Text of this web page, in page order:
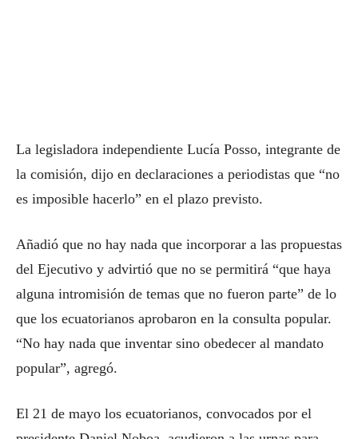
La legisladora independiente Lucía Posso, integrante de
la comisión, dijo en declaraciones a periodistas que “no
es imposible hacerlo” en el plazo previsto.
Añadió que no hay nada que incorporar a las propuestas
del Ejecutivo y advirtió que no se permitirá “que haya
alguna intromisión de temas que no fueron parte” de lo
que los ecuatorianos aprobaron en la consulta popular.
“No hay nada que inventar sino obedecer al mandato
popular”, agregó.
El 21 de mayo los ecuatorianos, convocados por el